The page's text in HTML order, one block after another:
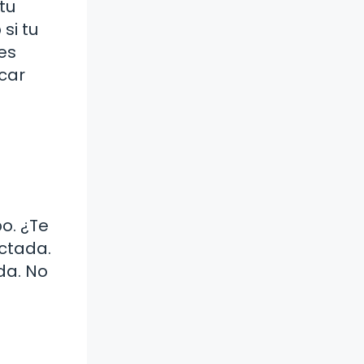
tu
¿Te
No